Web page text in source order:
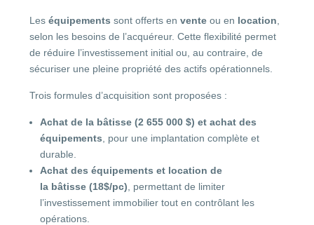
Les équipements sont offerts en vente ou en location
selon les besoins de l’acquéreur. Cette flexibilité permet
de réduire l’investissement initial ou, au contraire, de
sécuriser une pleine propriété des actifs opérationnels.
Trois formules d’acquisition sont proposées :
Achat de la bâtisse (2 655 000 $) et achat des
équipements , pour une implantation complète et
durable.
Achat des équipements et location de
la bâtisse (18$/pc) , permettant de limiter
l’investissement immobilier tout en contrôlant les
opérations.